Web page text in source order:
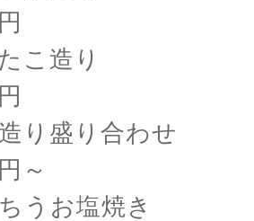
たこ造り
盛り合わせ
～
うお塩焼き